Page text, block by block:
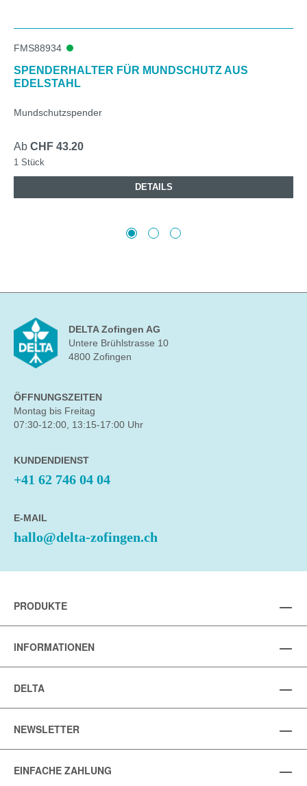
FMS88934
SPENDERHALTER FÜR MUNDSCHUTZ AUS
EDELSTAHL
Mundschutzspender
Ab CHF 43.20
1 Stück
DETAILS
DELTA Zofingen AG
Untere Brühlstrasse 10
4800 Zofingen
ÖFFNUNGSZEITEN
Montag bis Freitag
07:30-12:00, 13:15-17:00 Uhr
KUNDENDIENST
+41 62 746 04 04
E-MAIL
hallo@delta-zofingen.ch
PRODUKTE
INFORMATIONEN
DELTA
NEWSLETTER
EINFACHE ZAHLUNG